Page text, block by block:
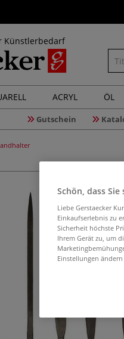
Künstlerbedarf
ACRYL ÖL
Gutschein
Schön, dass
Liebe Gerstaecker
Einkaufserlebnis zu
Sicherheit höchste
Ihrem Gerät zu, um
Einstellungen